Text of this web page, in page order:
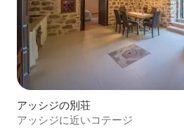
アッシジの別荘
アッシジに近いコテージ